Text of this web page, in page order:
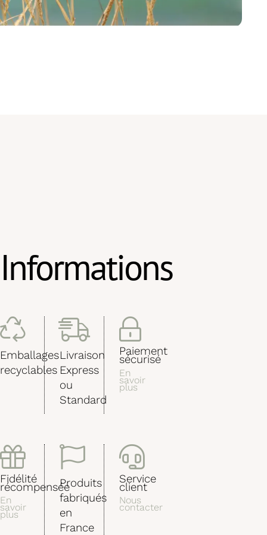
Informations
Emballages
recyclables
Livraison
Express
ou
Standard
Paiement
sécurisé
En
savoir
plus
Fidélité
récompensée
En
savoir
plus
Produits
fabriqués
en
France
Service
client
Nous
contacter